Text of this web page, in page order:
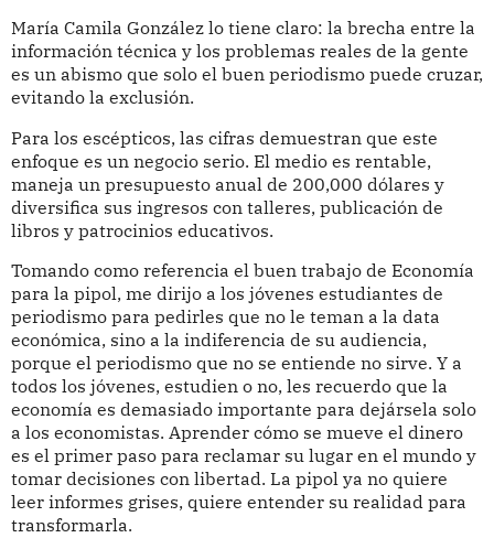
María Camila González lo tiene claro: la brecha entre la
información técnica y los problemas reales de la gente
es un abismo que solo el buen periodismo puede cruzar,
evitando la exclusión.
Para los escépticos, las cifras demuestran que este
enfoque es un negocio serio. El medio es rentable,
maneja un presupuesto anual de 200,000 dólares y
diversifica sus ingresos con talleres, publicación de
libros y patrocinios educativos.
Tomando como referencia el buen trabajo de Economía
para la pipol, me dirijo a los jóvenes estudiantes de
periodismo para pedirles que no le teman a la data
económica, sino a la indiferencia de su audiencia,
porque el periodismo que no se entiende no sirve. Y a
todos los jóvenes, estudien o no, les recuerdo que la
economía es demasiado importante para dejársela solo
a los economistas. Aprender cómo se mueve el dinero
es el primer paso para reclamar su lugar en el mundo y
tomar decisiones con libertad. La pipol ya no quiere
leer informes grises, quiere entender su realidad para
transformarla.